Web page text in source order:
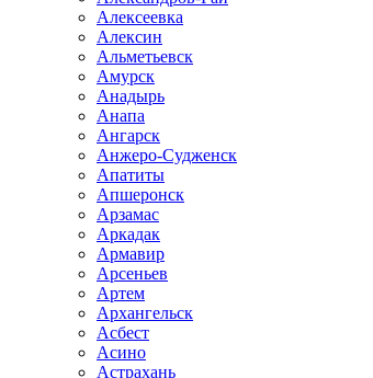
Алексеевка
Алексин
Альметьевск
Амурск
Анадырь
Анапа
Ангарск
Анжеро-Судженск
Апатиты
Апшеронск
Арзамас
Аркадак
Армавир
Арсеньев
Артем
Архангельск
Асбест
Асино
Астрахань